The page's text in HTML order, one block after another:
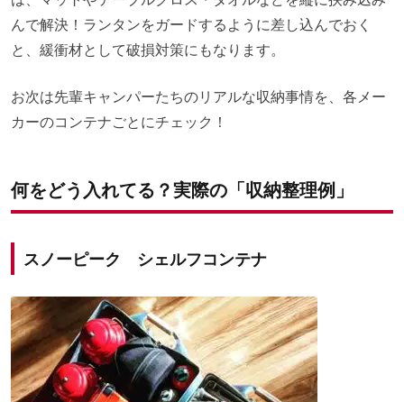
んで解決！ランタンをガードするように差し込んでおく
と、緩衝材として破損対策にもなります。
お次は先輩キャンパーたちのリアルな収納事情を、各メー
カーのコンテナごとにチェック！
何をどう入れてる？実際の「収納整理例」
スノーピーク シェルフコンテナ